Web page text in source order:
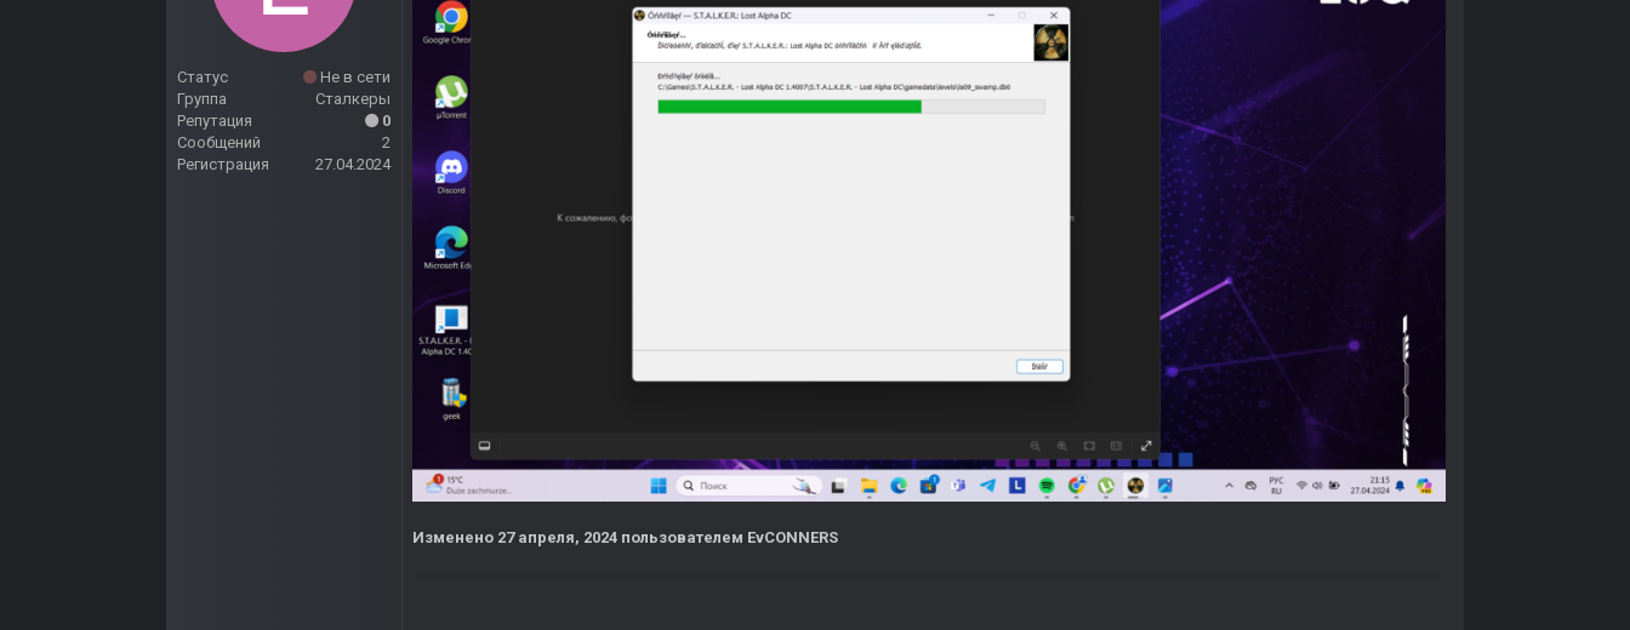
Статус
Не в сети
Группа
Сталкеры
Репутация
0
Сообщений
2
Регистрация
27.04.2024
Изменено 27 апреля, 2024 пользователем EvCONNERS